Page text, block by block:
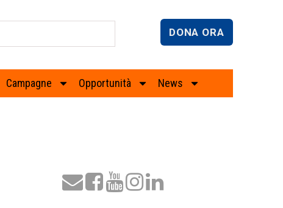
DONA ORA
Campagne Opportunità News